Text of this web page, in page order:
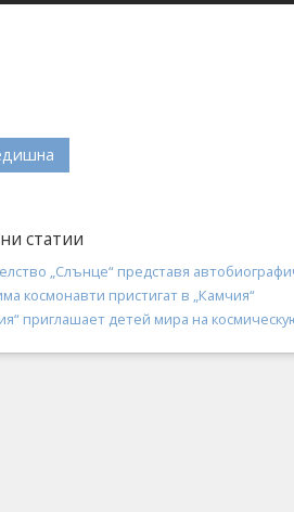
статии
„Слънце“ представя
космонавти пристигат в „Камчия“
приглашает детей мира на